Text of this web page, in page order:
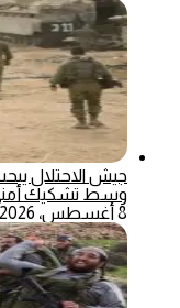
جيش الاحتلال
وسط تشكيك أمني
8 أغسطس، 2026